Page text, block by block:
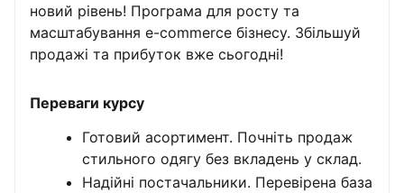
новий рівень! Програма для росту та
масштабування e-commerce бізнесу. Збільшуй
продажі та прибуток вже сьогодні!
Переваги курсу
Готовий асортимент. Почніть продаж
стильного одягу без вкладень у склад.
Надійні постачальники. Перевірена база